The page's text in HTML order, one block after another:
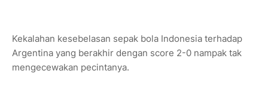
Kekalahan kesebelasan sepak bola Indonesia terhadap
Argentina yang berakhir dengan score 2-0 nampak tak
mengecewakan pecintanya.